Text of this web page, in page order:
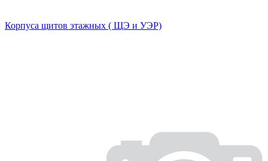
Корпуса щитов этажных ( ЩЭ и УЭР)